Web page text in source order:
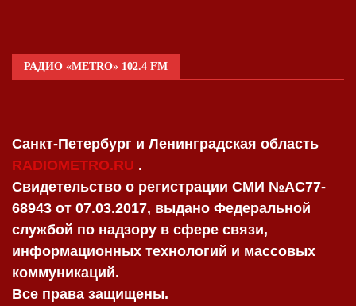
РАДИО «METRO» 102.4 FM
Санкт-Петербург и Ленинградская область
RADIOMETRO.RU .
Свидетельство о регистрации СМИ №AC77-
68943 от 07.03.2017, выдано Федеральной
службой по надзору в сфере связи,
информационных технологий и массовых
коммуникаций.
Все права защищены.